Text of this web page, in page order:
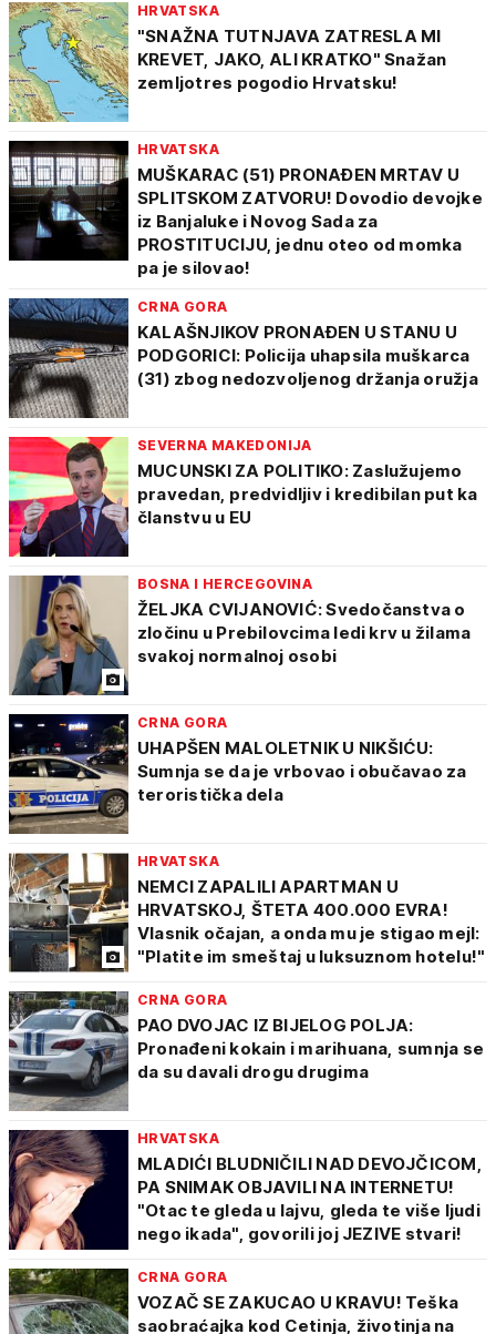
HRVATSKA
"SNAŽNA TUTNJAVA ZATRESLA MI
KREVET, JAKO, ALI KRATKO" Snažan
zemljotres pogodio Hrvatsku!
HRVATSKA
MUŠKARAC (51) PRONAĐEN MRTAV U
SPLITSKOM ZATVORU! Dovodio devojke
iz Banjaluke i Novog Sada za
PROSTITUCIJU, jednu oteo od momka
pa je silovao!
CRNA GORA
KALAŠNJIKOV PRONAĐEN U STANU U
PODGORICI: Policija uhapsila muškarca
(31) zbog nedozvoljenog držanja oružja
SEVERNA MAKEDONIJA
MUCUNSKI ZA POLITIKO: Zaslužujemo
pravedan, predvidljiv i kredibilan put ka
članstvu u EU
BOSNA I HERCEGOVINA
ŽELJKA CVIJANOVIĆ: Svedočanstva o
zločinu u Prebilovcima ledi krv u žilama
svakoj normalnoj osobi
CRNA GORA
UHAPŠEN MALOLETNIK U NIKŠIĆU:
Sumnja se da je vrbovao i obučavao za
teroristička dela
HRVATSKA
NEMCI ZAPALILI APARTMAN U
HRVATSKOJ, ŠTETA 400.000 EVRA!
Vlasnik očajan, a onda mu je stigao mejl:
"Platite im smeštaj u luksuznom hotelu!"
CRNA GORA
PAO DVOJAC IZ BIJELOG POLJA:
Pronađeni kokain i marihuana, sumnja se
da su davali drogu drugima
HRVATSKA
MLADIĆI BLUDNIČILI NAD DEVOJČICOM,
PA SNIMAK OBJAVILI NA INTERNETU!
"Otac te gleda u lajvu, gleda te više ljudi
nego ikada", govorili joj JEZIVE stvari!
CRNA GORA
VOZAČ SE ZAKUCAO U KRAVU! Teška
saobraćajka kod Cetinja, životinja na